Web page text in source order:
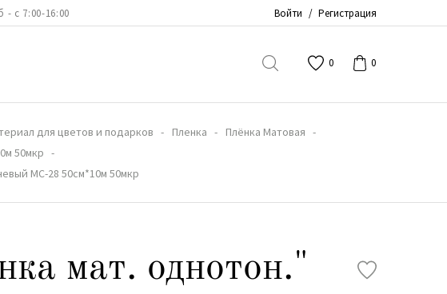
- с 7:00-16:00 Войти / Регистрация
0 0
для цветов и подарков Пленка
Плёнка Матовая
50мкр
МС-28 50см*10м 50мкр
мат. однотон."